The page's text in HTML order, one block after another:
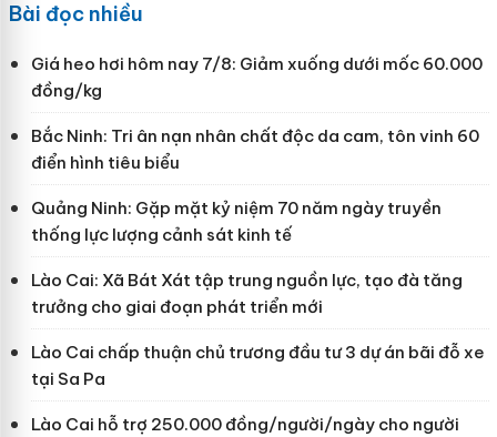
Bài đọc nhiều
Giá heo hơi hôm nay 7/8: Giảm xuống dưới mốc 60.000
đồng/kg
Bắc Ninh: Tri ân nạn nhân chất độc da cam, tôn vinh 60
điển hình tiêu biểu
Quảng Ninh: Gặp mặt kỷ niệm 70 năm ngày truyền
thống lực lượng cảnh sát kinh tế
Lào Cai: Xã Bát Xát tập trung nguồn lực, tạo đà tăng
trưởng cho giai đoạn phát triển mới
Lào Cai chấp thuận chủ trương đầu tư 3 dự án bãi đỗ xe
tại Sa Pa
Lào Cai hỗ trợ 250.000 đồng/người/ngày cho người